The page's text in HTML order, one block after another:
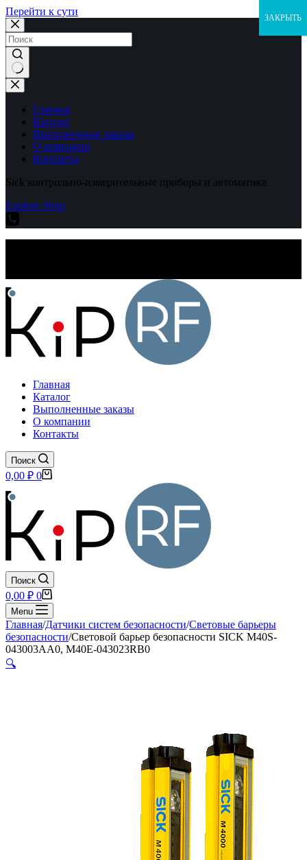
Перейти к сути
Ничего
не
найденоГлавная
Каталог
Выполненные заказы
О компании
Контакты
Sick контрольно-измерительные приборы и автоматика
Explore Shop
Главная
Каталог
Выполненные заказы
О компании
Контакты
Поиск
Корзина
0,00 ₽ 0
Поиск
Корзина
0,00 ₽ 0
Menu
Главная/Датчики систем безопасности/Световые барьеры
безопасности/Cветовой барьер безопасности SICK M40S-
043003AA0, M40E-043023RB0
🔍
ЗАКРЫТЬ